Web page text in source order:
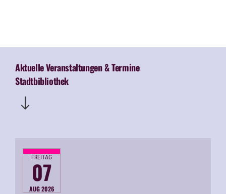
Aktuelle Veranstaltungen & Termine
Stadtbibliothek
FREITAG
07
AUG 2026